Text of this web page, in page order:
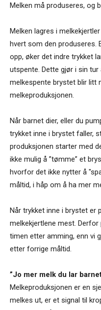
Melken må produseres, og
Melken lagres i
hvert som den produseres.
opp, øker det indre trykket
utspente. Dette gjør i sin
melkespente brystet blir litt
melkeproduksjonen.
Når barnet dier, eller du
trykket inne i brystet faller,
produksjonen starter med
ikke mulig å ”tømme” et
hvorfor det ikke nytter å
måltid, i håp om å ha mer
Når trykket inne i brystet er
melkekjertlene mest.
timen etter amming, enn vi
etter forrige måltid.
”Jo mer melk du lar
Melkeproduksjonen er en
melkes ut, er et signal til